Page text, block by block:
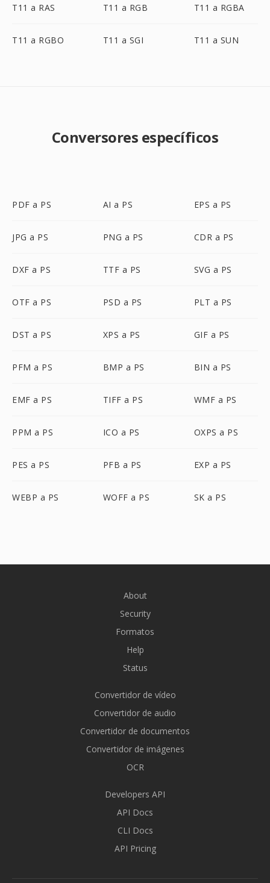
T11 a RAS T11 a RGB T11 a RGBA
T11 a RGBO T11 a SGI T11 a SUN
Conversores específicos
PDF a PS AI a PS EPS a PS
JPG a PS PNG a PS CDR a PS
DXF a PS TTF a PS SVG a PS
OTF a PS PSD a PS PLT a PS
DST a PS XPS a PS GIF a PS
PFM a PS BMP a PS BIN a PS
EMF a PS TIFF a PS WMF a PS
PPM a PS ICO a PS OXPS a PS
PES a PS PFB a PS EXP a PS
WEBP a PS WOFF a PS SK a PS
About
Security
Formatos
Help
Status
Convertidor de vídeo
Convertidor de audio
Convertidor de documentos
Convertidor de imágenes
OCR
Developers API
API Docs
CLI Docs
API Pricing